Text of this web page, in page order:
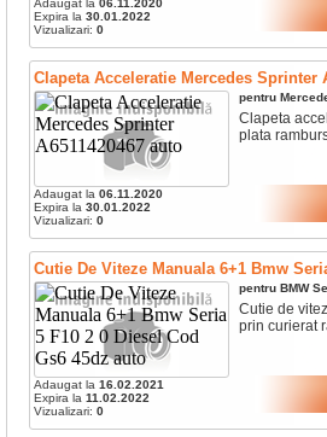
Expira la 30.01.2022
Vizualizari: 0
Clapeta Acceleratie Mercedes Sprinter
Adaugat la 06.11.2020
Expira la 30.01.2022
Vizualizari: 0
pentru
Clapeta
plata
Cutie De Viteze Manuala 6+1 Bmw
Adaugat la 16.02.2021
Expira la 11.02.2022
Vizualizari: 0
pentru BMW
Cutie de
prin curierat